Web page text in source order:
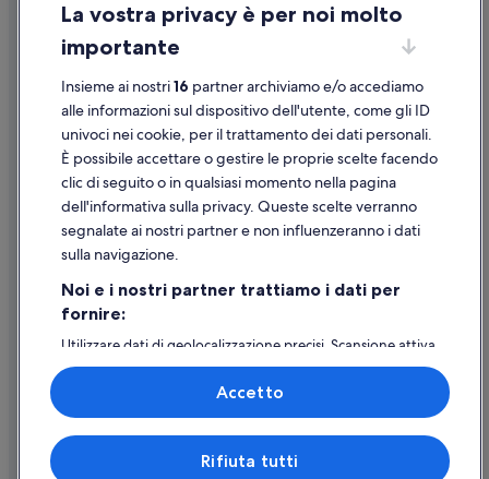
Porto Santo Stefano: Hotel con animali ammessi
Porto Santo Stefano: Hotel per famiglie
Porto Santo Stefano: Hotel con piscina
Porto Santo Stefano: Hotel per golfisti
Porto Santo Stefano: Hotel per fare shopping
Porto Santo Stefano: Resort e hotel con spa
Porto Santo Stefano: Hotel sulla spiaggia
Cala Piccola: Hotel sulla spiaggia
Informazioni legali/Contatti
Linee guida sui contenuti e segnalazione dei contenuti
Supporto
Assistenza clienti
Contattaci
Come cancellare un volo
Come modificare la prenotazione di un hotel o una casa vacanze
Utilizzare un coupon Expedia
Documenti per i viaggi internazionali
© 2026 Expedia, Inc., una società di Expedia Group. Tutti i diritti riservati.
La vostra privacy è per noi molto
importante
Insieme ai nostri16 partner archiviamo e/o accediamo
alle informazioni sul dispositivo dell'utente, come gli ID
univoci nei cookie, per il trattamento dei dati personali.
È possibile accettare o gestire le proprie scelte facendo
clic di seguito o in qualsiasi momento nella pagina
dell'informativa sulla privacy. Queste scelte verranno
segnalate ai nostri partner e non influenzeranno i dati
sulla navigazione.
Noi e i nostri partner trattiamo i dati per
fornire:
Utilizzare dati di geolocalizzazione precisi. Scansione attiva
delle caratteristiche del dispositivo ai fini
dell’identificazione. Archiviare informazioni su dispositivo
e/o accedervi. Pubblicità e contenuti personalizzati,
misurazione delle prestazioni dei contenuti e degli
annunci, ricerche sul pubblico, sviluppo di servizi.
Elenco dei partner (fornitori)
Rifiuta tutti
Accetto